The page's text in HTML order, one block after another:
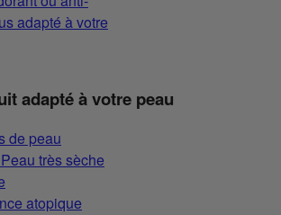
adapté à votre
adapté à votre peau
de peau
très sèche
atopique